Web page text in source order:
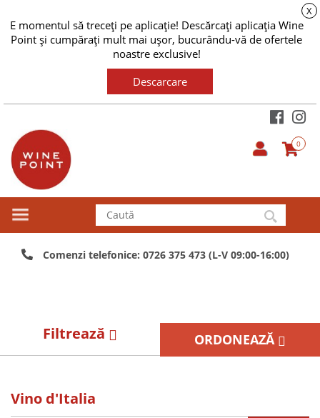
E momentul să treceți pe aplicație! Descărcați aplicația Wine
Point și cumpărați mult mai ușor, bucurându-vă de ofertele
noastre exclusive!
X
Descarcare
0
Comenzi telefonice: 0726 375 473 (L-V 09:00-16:00)
Filtrează ORDONEAZĂ
Vino d'Italia